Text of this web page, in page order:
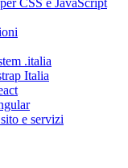
CSS e JavaScript
.italia
Italia
e servizi